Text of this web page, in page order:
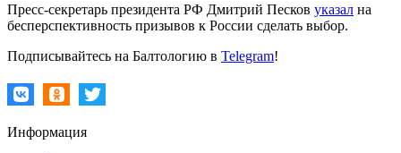
Пресс-секретарь президента РФ Дмитрий Песков указал на
бесперспективность призывов к России сделать выбор.
Подписывайтесь на Балтологию в Telegram!
Информация